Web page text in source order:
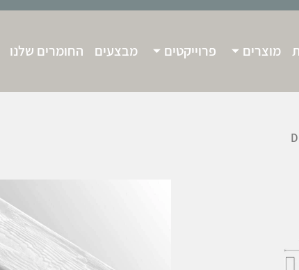
מוצרים פרוייקטים מבצעים החומרים שלנו